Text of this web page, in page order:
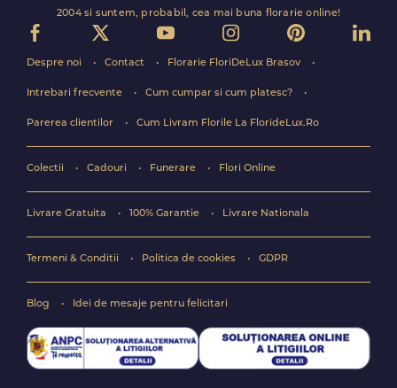
2004 si suntem, probabil, cea mai buna florarie online!
Despre noi Contact Florarie FloriDeLux Brasov
Intrebari frecvente Cum cumpar si cum platesc?
Parerea clientilor Cum Livram Florile La FlorideLux.Ro
Colectii Cadouri Funerare Flori Online
Livrare Gratuita 100% Garantie Livrare Nationala
Termeni & Conditii Politica de cookies GDPR
Blog Idei de mesaje pentru felicitari